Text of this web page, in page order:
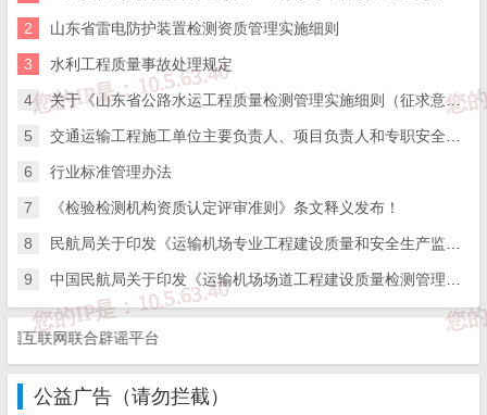
国标准信息公共服务平台，支撑行业标准备案、信息公开等工作。
的行业标准，负责行业标准制定、实施、复审、监督等管理工作，
依法将批准发布的行业标准报国务院标准化行政主管部门备案。
第九条 行业标准代号及范围，由国务院标准化行政主管部门
依据国务院有关行政主管部门的申请及其职责，审查批准并公布。
第十条 在行业标准制定、实施过程中存在争议的，由国务院
标准化行政主管部门组织协商；协商不成的报请国务院标准化协调
机制解决。
2 山东省雷电防护装置检测资质管理实施细则
3 水利工程质量事故处理规定
4 关于《山东省公路水运工程质量检测管理实施细则（征求意见稿）》公开征求意见的通知
5 交通运输工程施工单位主要负责人、项目负责人和专职安全生产管理人员安全生产考核管理办法
6 行业标准管理办法
7 《检验检测机构资质认定评审准则》条文释义发布！
8 民航局关于印发《运输机场专业工程建设质量和安全生产监督检查实施细则》的通知
9 中国民航局关于印发《运输机场场道工程建设质量检测管理办法》的通知
网联合辟谣平台
公益广告（请勿拦截）